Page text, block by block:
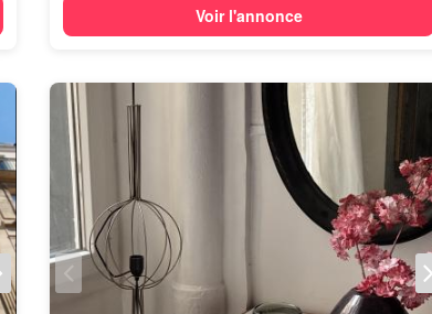
Voir l'annonce